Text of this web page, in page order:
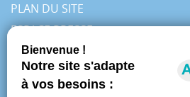
PLAN DU SITE
ESPACE PRESSE